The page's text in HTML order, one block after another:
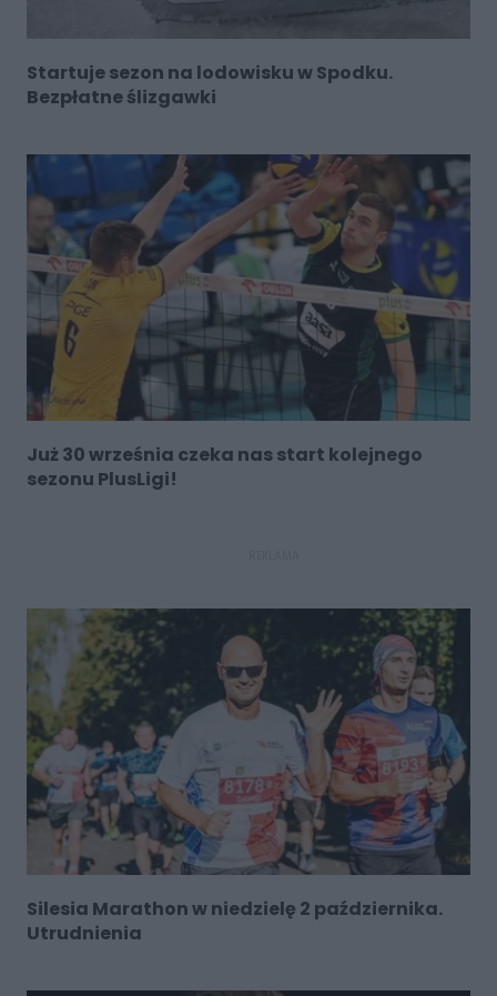
Startuje sezon na lodowisku w Spodku.
Bezpłatne ślizgawki
Już 30 września czeka nas start kolejnego
sezonu PlusLigi!
Silesia Marathon w niedzielę 2 października.
Utrudnienia